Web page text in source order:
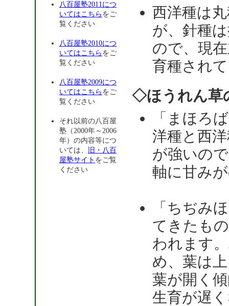
八百屋塾2011につ
いてはこちら をご
覧ください
八百屋塾2010につ
いてはこちら をご
覧ください
八百屋塾2009につ
いてはこちら をご
覧ください
それ以前の八百屋
塾（2000年～2006
年）の内容等につ
いては、
旧・八百
屋塾サイト をご覧
ください
西洋種は
が、針種
ので、現
育種され
◇ほうれん草
「まほろ
洋種と西
が強いの
軸に甘み
「ちぢみ
てきたも
われます
め、葉は
葉が開く
生育が遅